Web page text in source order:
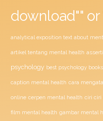
download""
analytical exposition text about
artikel tentang mental health
psychology best psychology books
caption mental health cara
online cerpen mental health ciri ciri
film mental health gambar mental